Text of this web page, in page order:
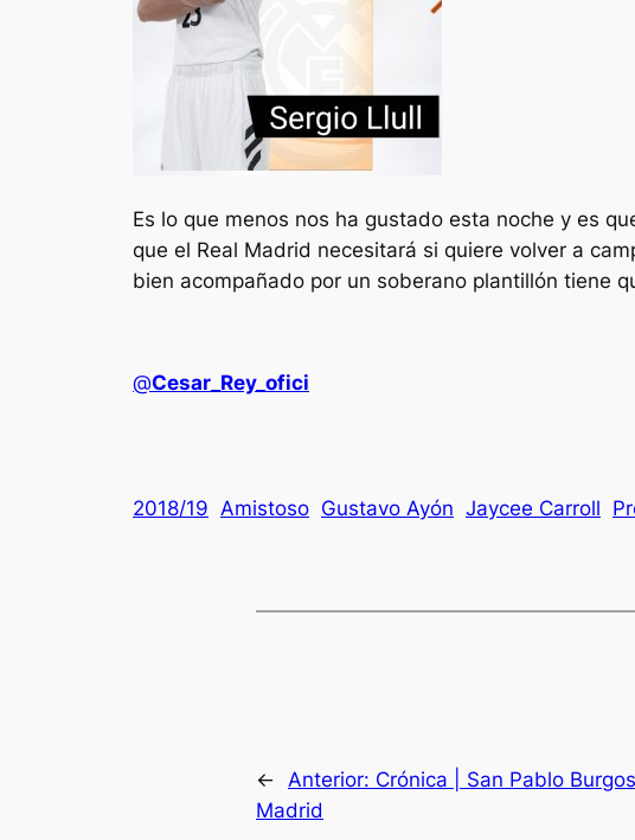
Es lo que menos nos ha gustado esta noche y es
que el Real Madrid necesitará si quiere volver a
bien acompañado por un soberano plantillón tiene
@Cesar_Rey_ofici
2018/19 Amistoso Gustavo Ayón Jaycee Carroll
← Anterior: Crónica | San Pablo
Madrid